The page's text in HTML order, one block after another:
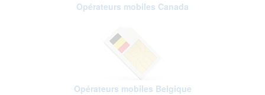
Opérateurs mobiles Canada
Opérateurs mobiles Belgique